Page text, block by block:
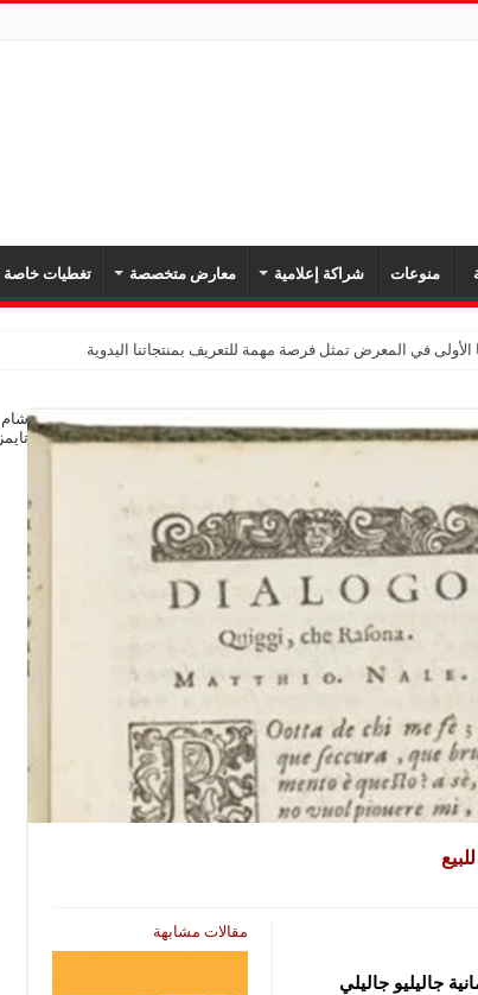
منوعات شراكة إعلامية معارض متخصصة تغطيات خاصة
في المعرض تمثل فرصة مهمة للتعريف بمنتجاتنا اليدوية
مقالات مشابهة
جاليليو جاليلي
شام
تايمز